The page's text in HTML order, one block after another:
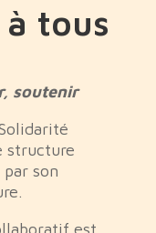
tous
soutenir
structure
son
est